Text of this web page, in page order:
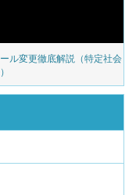
ル変更徹底解説（特定社会